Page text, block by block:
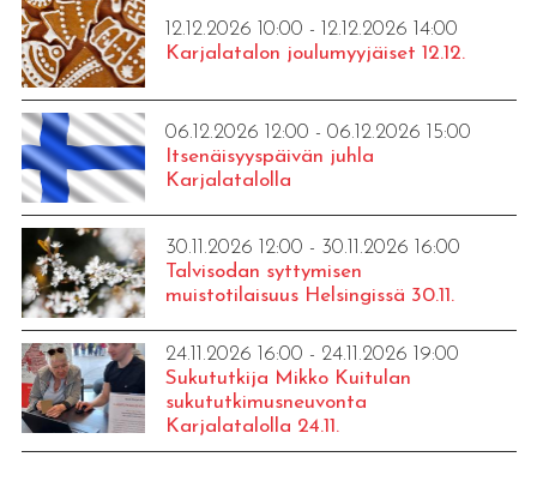
12.12.2026 10:00 - 12.12.2026 14:00
Karjalatalon joulumyyjäiset 12.12.
06.12.2026 12:00 - 06.12.2026 15:00
Itsenäisyyspäivän juhla
Karjalatalolla
30.11.2026 12:00 - 30.11.2026 16:00
Talvisodan syttymisen
muistotilaisuus Helsingissä 30.11.
24.11.2026 16:00 - 24.11.2026 19:00
Sukututkija Mikko Kuitulan
sukututkimusneuvonta
Karjalatalolla 24.11.